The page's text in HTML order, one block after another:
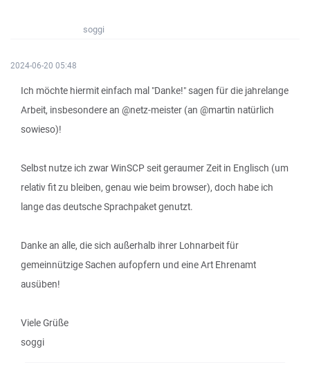
soggi
2024-06-20 05:48
Ich möchte hiermit einfach mal "Danke!" sagen für die jahrelange
Arbeit, insbesondere an @netz-meister (an @martin natürlich
sowieso)!
Selbst nutze ich zwar WinSCP seit geraumer Zeit in Englisch (um
relativ fit zu bleiben, genau wie beim browser), doch habe ich
lange das deutsche Sprachpaket genutzt.
Danke an alle, die sich außerhalb ihrer Lohnarbeit für
gemeinnützige Sachen aufopfern und eine Art Ehrenamt
ausüben!
Viele Grüße
soggi